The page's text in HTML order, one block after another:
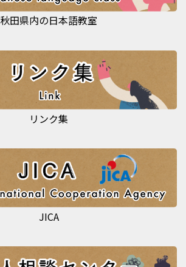
秋田県内の日本語教室
リンク集
JICA